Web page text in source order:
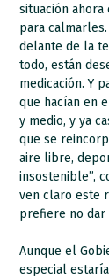
situación
para
delante de la
todo, están
medicación. Y
que hacían en
y medio, y ya
que se
aire libre,
insostenible”,
ven claro este
prefiere no dar
Aunque el
especial